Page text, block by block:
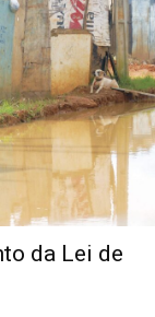
da Lei de